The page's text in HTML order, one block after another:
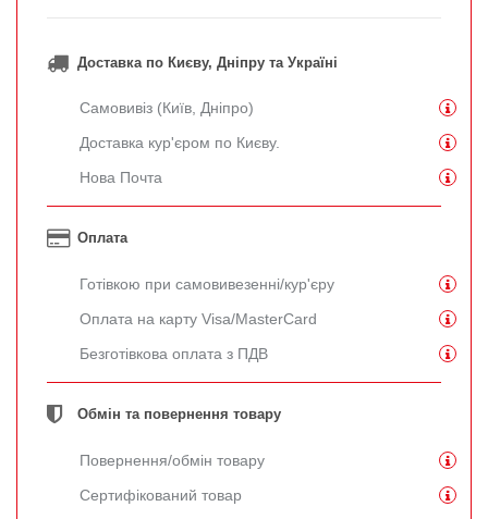
Доставка по Києву, Дніпру та Україні
Самовивіз (Київ, Дніпро)
Доставка кур'єром по Києву.
Нова Почта
Оплата
Готівкою при самовивезенні/кур'єру
Оплата на карту Visa/MasterCard
Безготівкова оплата з ПДВ
Обмін та повернення товару
Повернення/обмін товару
Сертифікований товар